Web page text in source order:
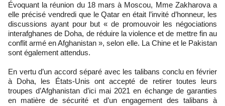
Évoquant la réunion du 18 mars à Moscou, Mme Zakharova a
elle précisé vendredi que le Qatar en était l’invité d’honneur, les
discussions ayant pour but « de promouvoir les négociations
interafghanes de Doha, de réduire la violence et de mettre fin au
conflit armé en Afghanistan », selon elle. La Chine et le Pakistan
sont également attendus.
En vertu d’un accord séparé avec les talibans conclu en février
à Doha, les États-Unis ont accepté de retirer toutes leurs
troupes d’Afghanistan d’ici mai 2021 en échange de garanties
en matière de sécurité et d’un engagement des talibans à